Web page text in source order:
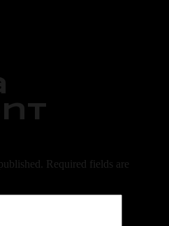
Required fields are